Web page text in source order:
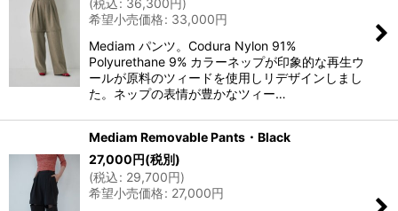
(税込: 36,300円)
希望小売価格: 33,000円
Mediam パンツ。Codura Nylon 91%
Polyurethane 9% カラーネップが印象的な再生ウ
ールが原料のツィードを使用しリデザインしまし
た。ネップの表情が豊かなツィー…
Mediam Removable Pants・Black
27,000円(税別)
(税込: 29,700円)
希望小売価格: 27,000円